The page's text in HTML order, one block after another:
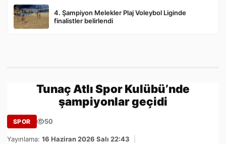
4. Şampiyon Melekler Plaj Voleybol Liginde
finalistler belirlendi
Tunaç Atlı Spor Kulübü’nde
şampiyonlar geçidi
SPOR 50
Yayınlama: 16 Haziran 2026 Salı 22:43